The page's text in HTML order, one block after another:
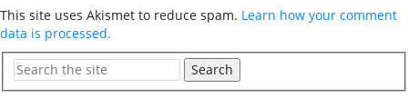
This site uses Akismet to reduce spam. Learn how your comment
data is processed.
Search